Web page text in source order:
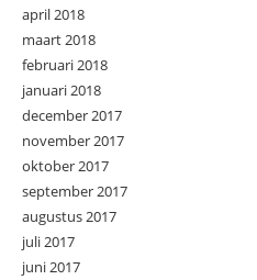
april 2018
maart 2018
februari 2018
januari 2018
december 2017
november 2017
oktober 2017
september 2017
augustus 2017
juli 2017
juni 2017